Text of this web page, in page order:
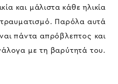
και μάλιστα κάθε ηλικία
Παρόλα αυτά
πάντα απρόβλεπτος και
με τη βαρύτητά του.